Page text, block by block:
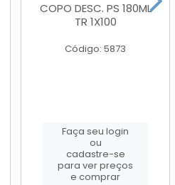
COPO DESC. PS 180ML
TR 1X100
Código: 5873
Faça seu login
ou
cadastre-se
para ver preços
e comprar